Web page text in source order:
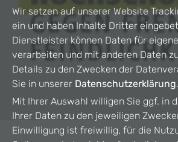
Wir setzen auf unserer Website
ein und haben Inhalte Dritter
Dienstleister können Daten für
verarbeiten und mit anderen Daten
Details zu den Zwecken der
Sie in unserer Datenschutzerklärung.
Mit Ihrer Auswahl willigen Sie ggf. in
Ihrer Daten zu den jeweiligen
Einwilligung ist freiwillig, für die